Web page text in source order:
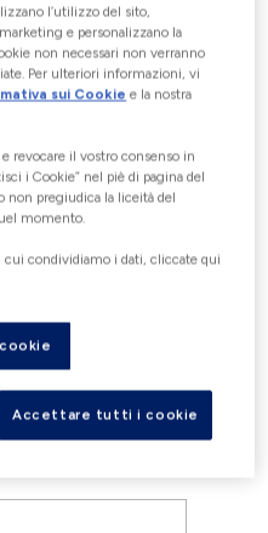
6374320
l’utilizzo del sito,
e personalizzano la
non necessari non verranno
Per ulteriori informazioni, vi
sui Cookie e la nostra
revocare il vostro consenso in
i Cookie” nel piè di pagina del
non pregiudica la liceità del
momento.
condividiamo i dati, cliccate qui
Accettare tutti i cookie